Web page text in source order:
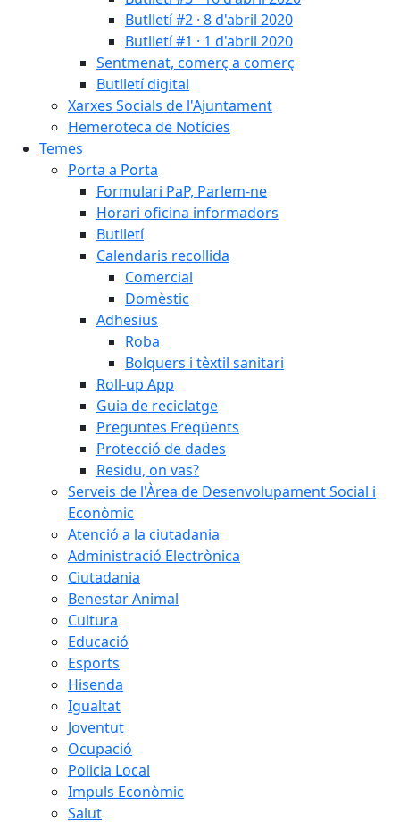
Butlletí #2 · 8 d'abril 2020
Butlletí #1 · 1 d'abril 2020
Sentmenat, comerç a comerç
Butlletí digital
Xarxes Socials de l'Ajuntament
Hemeroteca de Notícies
Temes
Porta a Porta
Formulari PaP, Parlem-ne
Horari oficina informadors
Butlletí
Calendaris recollida
Comercial
Domèstic
Adhesius
Roba
Bolquers i tèxtil sanitari
Roll-up App
Guia de reciclatge
Preguntes Freqüents
Protecció de dades
Residu, on vas?
Serveis de l'Àrea de Desenvolupament Social i
Econòmic
Atenció a la ciutadania
Administració Electrònica
Ciutadania
Benestar Animal
Cultura
Educació
Esports
Hisenda
Igualtat
Joventut
Ocupació
Policia Local
Impuls Econòmic
Salut